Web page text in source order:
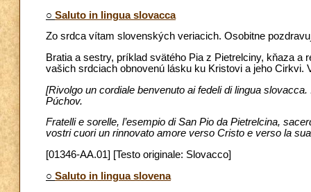
○ Saluto in lingua slovacca
Zo srdca vítam slovenských veriacich. Osobitne
Bratia a sestry, príklad svätého Pia z Pietrelciny, kňaza
vašich srdciach obnovenú lásku ku Kristovi a jeho
[Rivolgo un cordiale benvenuto ai fedeli di lingua
Púchov.
Fratelli e sorelle, l’esempio di San Pio da Pietrelcina,
vostri cuori un rinnovato amore verso Cristo e verso la
[01346-AA.01] [Testo originale: Slovacco]
○ Saluto in lingua slovena